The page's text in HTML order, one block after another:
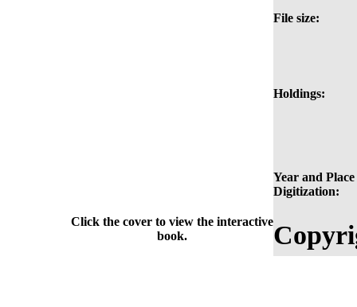
File size:
Holdings:
Year and
Digitization:
Click the cover to view the interactive
book.